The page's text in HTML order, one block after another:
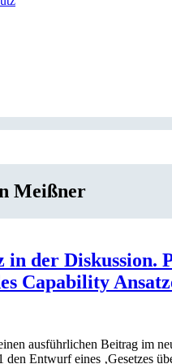
Meißner
in der
Capability
ausführlichen Beitrag im
den Entwurf eines ‚Gesetzes